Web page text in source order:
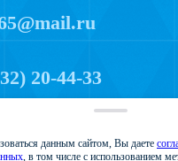
20-44-33
данным сайтом, Вы даете
, в том числе с использованием